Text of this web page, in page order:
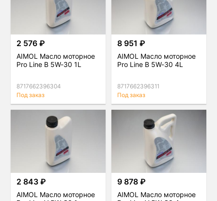
2 576 ₽
AIMOL Масло моторное
Pro Line B 5W-30 1L
8717662396304
Под заказ
8 951 ₽
AIMOL Масло моторное
Pro Line B 5W-30 4L
8717662396311
Под заказ
2 843 ₽
AIMOL Масло моторное
9 878 ₽
AIMOL Масло моторное